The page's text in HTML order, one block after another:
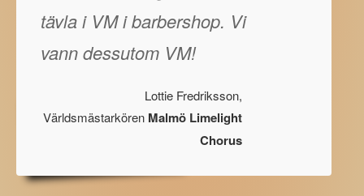
tävla i VM i barbershop. Vi
vann dessutom VM!
Lottie Fredriksson,
Världsmästarkören Malmö Limelight
Chorus